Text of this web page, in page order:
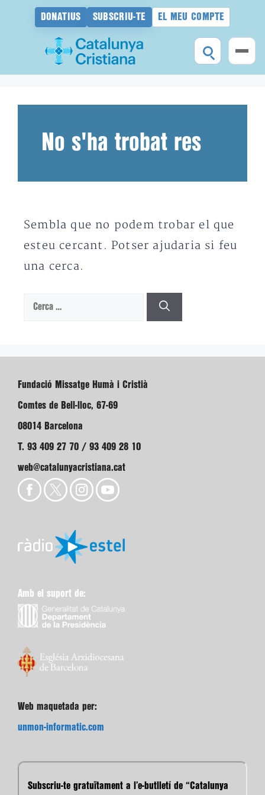
DONATIUS SUBSCRIU-TE EL MEU COMPTE
No s'ha trobat res
Sembla que no podem trobar el que
esteu cercant. Potser ajudaria si feu
una cerca.
Cerca:
Fundació Missatge Humà i Cristià
Comtes de Bell-lloc, 67-69
08014 Barcelona
T. 93 409 27 70 / 93 409 28 10
web@catalunyacristiana.cat
Amb el suport de:
Web maquetada per:
unmon-informatic.com
Subscriu-te gratuïtament a l’e-butlletí de “Catalunya